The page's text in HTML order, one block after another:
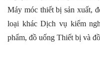
Máy móc thiết bị sản xuất,
loại khác Dịch vụ kiểm
phẩm, đồ uống Thiết bị và